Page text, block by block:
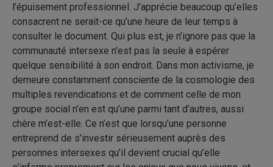
l’épuisement professionnel. J’apprécie beaucoup qu’elles
consacrent ne serait-ce qu’une heure de leur temps à
consulter le document. Qui plus est, je n’ignore pas que la
communauté intersexe n’est pas la seule à espérer
quelque sensibilité à son endroit. Dans mon activisme, je
demeure constamment consciente de la cosmologie des
multiples revendications et de comment celle de mon
groupe social n’en est qu’une parmi tant d’autres, aussi
chère m’est-elle. Ce n’est que lorsqu’une personne
entreprend de s’investir sérieusement auprès des
personnes intersexes qu’il devient crucial qu’elle